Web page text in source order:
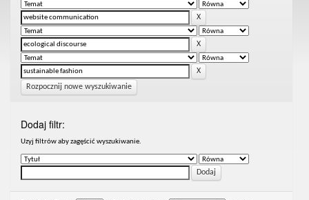
Rozpocznij nowe wyszukiwanie
Dodaj filtr:
Uzyj filtrów aby zagęścić wyszukiwanie.